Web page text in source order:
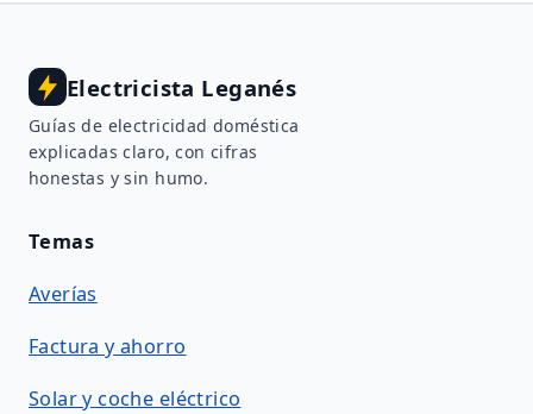
Electricista Leganés
Guías de electricidad doméstica
explicadas claro, con cifras
honestas y sin humo.
Temas
Averías
Factura y ahorro
Solar y coche eléctrico